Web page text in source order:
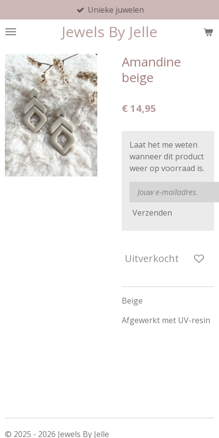
direct
naar
hoofdinhoud
Jewels By Jelle
Unieke juwelen
Amandine
beige
€ 14,95
Laat het me weten
wanneer dit product
weer op voorraad is.
Verzenden
Uitverkocht
Beige
Afgewerkt met UV-resin
© 2025 - 2026 Jewels By Jelle